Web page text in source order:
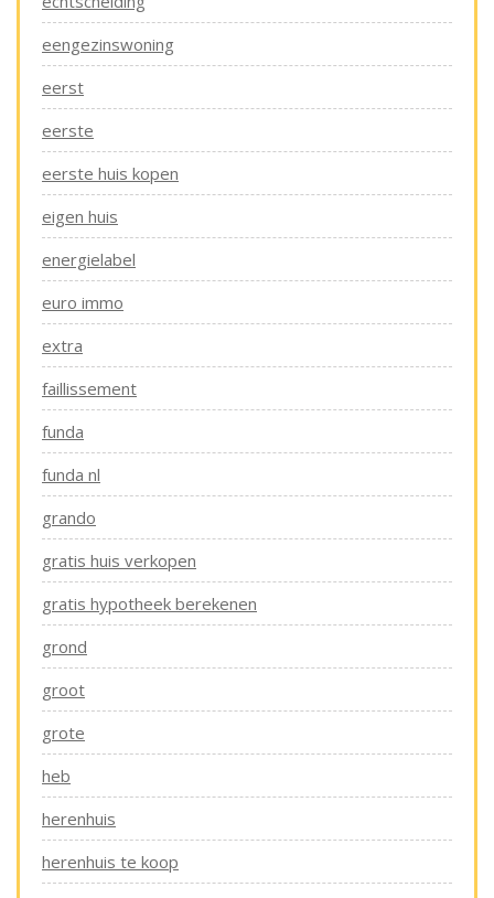
eengezinswoning
eerst
eerste
eerste huis kopen
eigen huis
energielabel
euro immo
extra
faillissement
funda
funda nl
grando
gratis huis verkopen
gratis hypotheek berekenen
grond
groot
grote
heb
herenhuis
herenhuis te koop